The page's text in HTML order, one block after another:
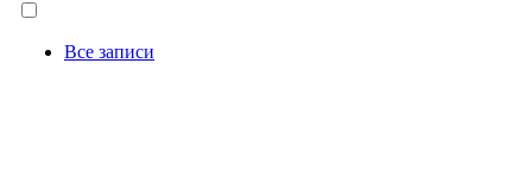
Все записи